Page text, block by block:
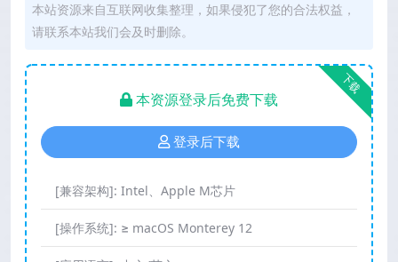
本站资源来自互联网收集整理，如果侵犯了您的合法权益，
请联系本站我们会及时删除。
下载
本资源登录后免费下载
登录后下载
[兼容架构]: Intel、Apple M芯片
[操作系统]: ≥ macOS Monterey 12